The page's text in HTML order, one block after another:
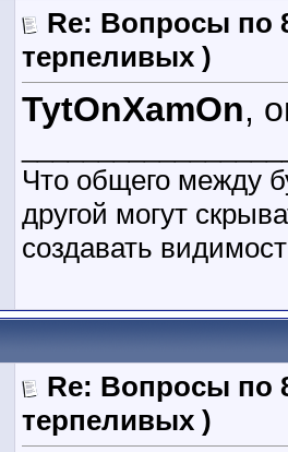
Re: Вопросы по
терпеливых )
TytOnXamOn,
Что общего между
другой могут
создавать
Re: Вопросы по
терпеливых )